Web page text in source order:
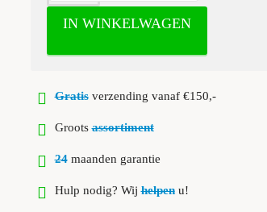
IN WINKELWAGEN
Gratisverzending vanaf €150,-
Grootsassortiment
24maanden garantie
Hulp nodig? Wijhelpenu!